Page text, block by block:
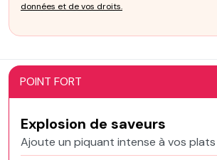
données et de vos droits.
POINT FORT
Explosion de saveurs
Ajoute un piquant intense à vos